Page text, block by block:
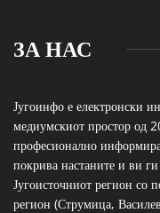
ЗА НАС
Југоинфо е електронски
медиумскиот простор од
професионално
покрива настаните и ви
Југоисточниот регион со
регион (Струмица,